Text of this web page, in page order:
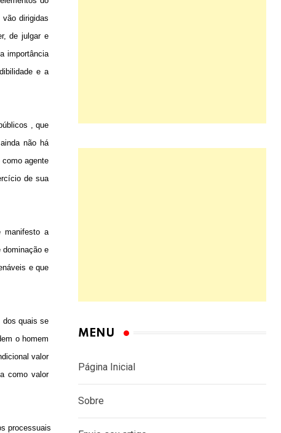
dirigidas
de julgar e
importância
e a
, que
ainda não há
agente
de sua
manifesto a
dominação e
e que
dos quais se
o homem
valor
como valor
processuais